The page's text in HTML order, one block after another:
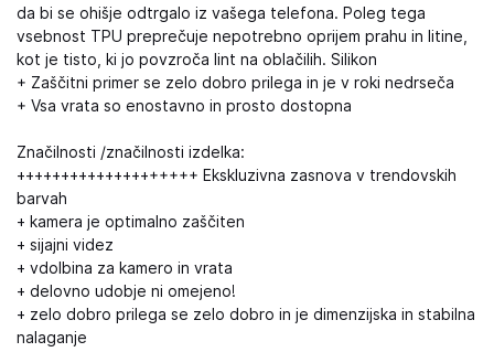
da bi se ohišje odtrgalo iz vašega telefona. Poleg tega
vsebnost TPU preprečuje nepotrebno oprijem prahu in litine,
kot je tisto, ki jo povzroča lint na oblačilih. Silikon
+ Zaščitni primer se zelo dobro prilega in je v roki nedrseča
+ Vsa vrata so enostavno in prosto dostopna
Značilnosti /značilnosti izdelka:
++++++++++++++++++++ Ekskluzivna zasnova v trendovskih
barvah
+ kamera je optimalno zaščiten
+ sijajni videz
+ vdolbina za kamero in vrata
+ delovno udobje ni omejeno!
+ zelo dobro prilega se zelo dobro in je dimenzijska in stabilna
nalaganje